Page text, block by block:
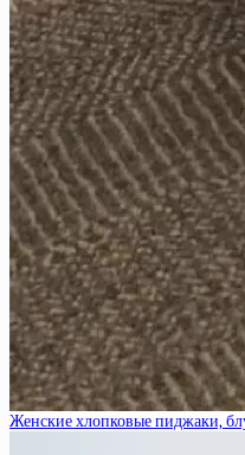
Женские хлопковые пиджаки,